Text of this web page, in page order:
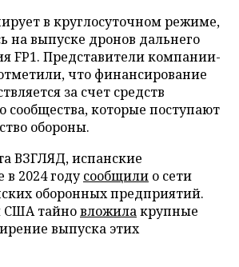
в круглосуточном режиме,
на выпуске дронов дальнего
FP1. Представители компании-
что финансирование
за счет средств
сообщества, которые поступают
обороны.
ВЗГЛЯД, испанские
2024 годусообщили о сети
оборонных предприятий.
США тайновложилакрупные
выпуска этих